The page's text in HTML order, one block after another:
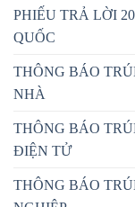
PHIẾU TRẢ LỜI
QUỐC
THÔNG BÁO
NHÀ
THÔNG BÁO
ĐIỆN TỬ
THÔNG BÁO